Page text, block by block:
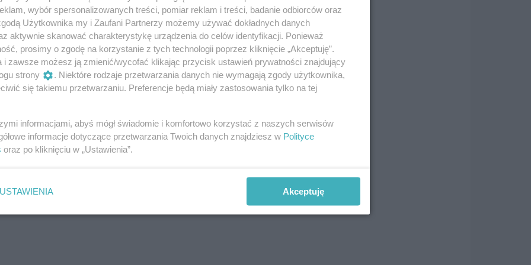
wybór spersonalizowanych treści, pomiar reklam i treści, badanie odbiorców oraz
Użytkownika my i Zaufani Partnerzy możemy używać dokładnych danych
aktywnie skanować charakterystykę urządzenia do celów identyfikacji. Ponieważ
prosimy o zgodę na korzystanie z tych technologii poprzez kliknięcie „Akceptuję”.
i zawsze możesz ją zmienić/wycofać klikając przycisk ustawień prywatności znajdujący
strony
. Niektóre rodzaje przetwarzania danych nie wymagają zgody użytkownika,
się takiemu przetwarzaniu. Preferencje będą miały zastosowania tylko na tej
informacjami, abyś mógł świadomie i komfortowo korzystać z naszych serwisów
informacje dotyczące przetwarzania Twoich danych znajdziesz w Polityce
oraz po kliknięciu w „Ustawienia”.
USTAWIENIA Akceptuję